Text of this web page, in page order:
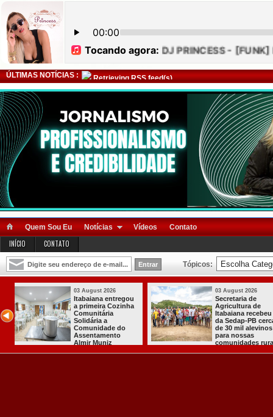
ÚLTIMAS NOTÍCIAS : Retrieving RSS feed(s)
Quem Sou Eu Notícias Vídeos Contato
INÍCIO CONTATO
Tópicos:
rurais
03 August 2026
Mulher em aparente
surto esfaqueia a
própria mãe em
João Pessoa
03 August
PT
para
quarto